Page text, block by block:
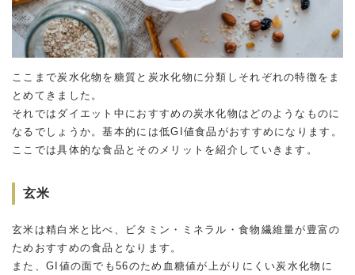
ここまで炭水化物を糖質と炭水化物に分類しそれぞれの特徴をま
とめてきました。
それではダイエット中におすすめの炭水化物はどのようなものに
なるでしょうか。基本的には低GI値食品がおすすめになります。
ここでは具体的な食品とそのメリットを紹介していきます。
玄米
玄米は精白米と比べ、ビタミン・ミネラル・食物繊維量が豊富の
ためおすすめの食品となります。
また、GI値の面でも56のため血糖値が上がりにくい炭水化物に